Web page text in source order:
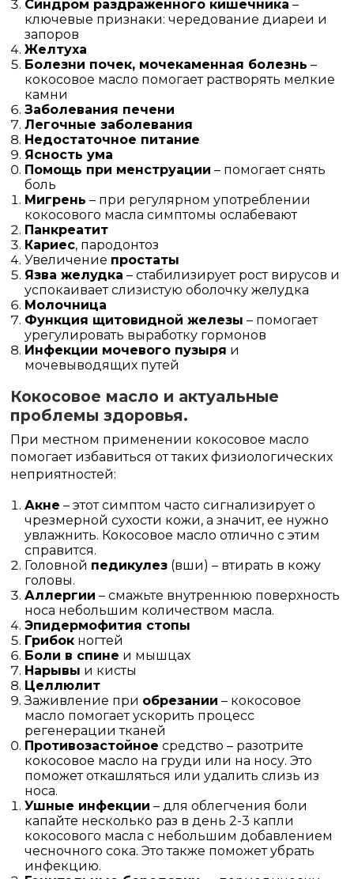
Синдром раздраженного кишечника –
ключевые признаки: чередование диареи и
запоров
Желтуха
Болезни почек, мочекаменная болезнь –
кокосовое масло помогает растворять мелкие
камни
Заболевания печени
Легочные заболевания
Недостаточное питание
Ясность ума
Помощь при менструации – помогает снять
боль
Мигрень – при регулярном употреблении
кокосового масла симптомы ослабевают
Панкреатит
Кариес, пародонтоз
Увеличение простаты
Язва желудка – стабилизирует рост вирусов и
успокаивает слизистую оболочку желудка
Молочница
Функция щитовидной железы – помогает
урегулировать выработку гормонов
Инфекции мочевого пузыря и
мочевыводящих путей
Кокосовое масло и актуальные
проблемы здоровья.
При местном применении кокосовое масло
помогает избавиться от таких физиологических
неприятностей:
Акне – этот симптом часто сигнализирует о
чрезмерной сухости кожи, а значит, ее нужно
увлажнить. Кокосовое масло отлично с этим
справится.
Головной педикулез (вши) – втирать в кожу
головы.
Аллергии – смажьте внутреннюю поверхность
носа небольшим количеством масла.
Эпидермофития стопы
Грибок ногтей
Боли в спине и мышцах
Нарывы и кисты
Целлюлит
Заживление при обрезании – кокосовое
масло помогает ускорить процесс
регенерации тканей
Противозастойное средство – разотрите
кокосовое масло на груди или на носу. Это
поможет откашляться или удалить слизь из
носа.
Ушные инфекции – для облегчения боли
капайте несколько раз в день 2-3 капли
кокосового масла с небольшим добавлением
чесночного сока. Это также поможет убрать
инфекцию.